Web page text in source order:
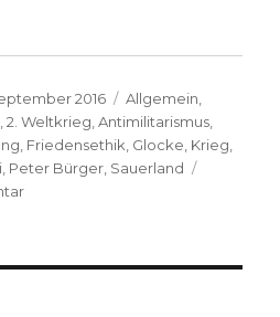
2016 Kategorien
Allgemein
,2. Weltkrieg ,Antimilitarismus
Friedensethik Glocke Krieg
Peter Bürger Sauerland
zu